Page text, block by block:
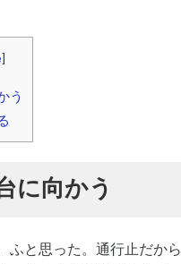
]
う
に向かう
ふと思った。通行止だか